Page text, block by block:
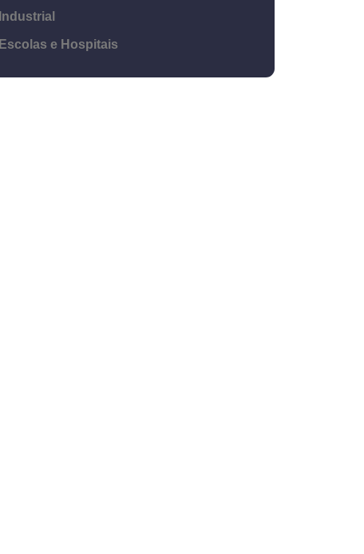
Industrial
Escolas e Hospitais